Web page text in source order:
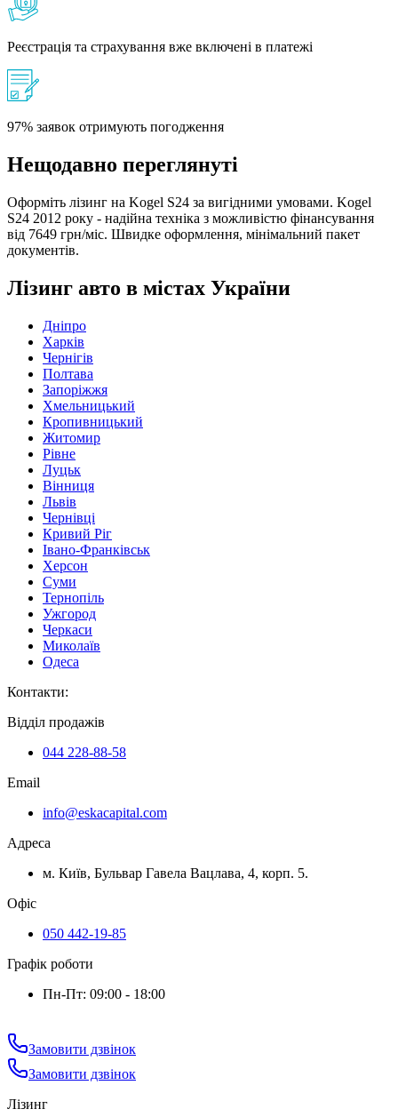
Реєстрація та страхування вже включені в платежі
97% заявок отримують погодження
Нещодавно переглянуті
Оформіть лізинг на Kogel S24 за вигідними умовами. Kogel
S24 2012 року - надійна техніка з можливістю фінансування
від 7649 грн/міс. Швидке оформлення, мінімальний пакет
документів.
Лізинг авто в містах України
Дніпро
Харків
Чернігів
Полтава
Запоріжжя
Хмельницький
Кропивницький
Житомир
Рівне
Луцьк
Вінниця
Львів
Чернівці
Кривий Ріг
Івано-Франківськ
Херсон
Суми
Тернопіль
Ужгород
Черкаси
Миколаїв
Одеса
Контакти:
Відділ продажів
044 228-88-58
Email
info@eskacapital.com
Адреса
м. Київ, Бульвар Гавела Вацлава, 4, корп. 5.
Офіс
050 442-19-85
Графік роботи
Пн-Пт: 09:00 - 18:00
Замовити дзвінок
Замовити дзвінок
Лізинг